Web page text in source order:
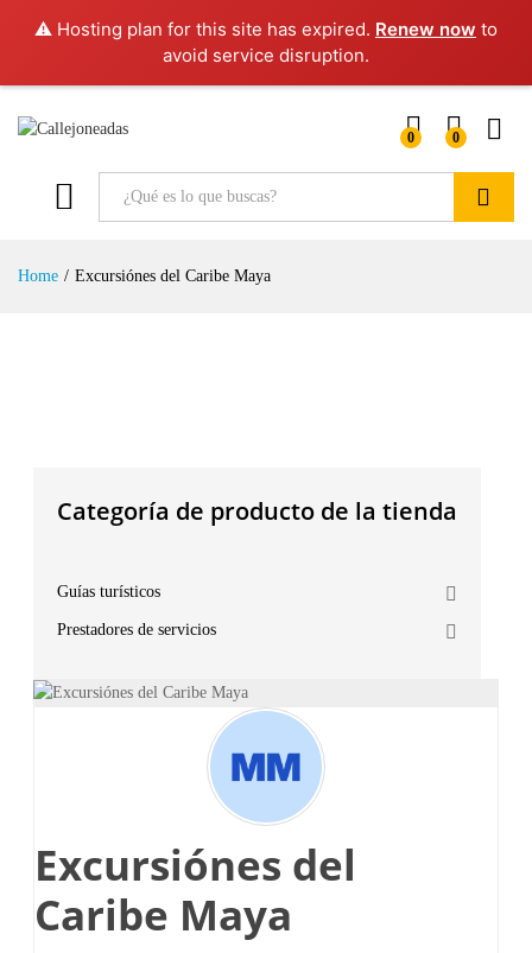
⚠️ Hosting plan for this site has expired. Renew now to
avoid service disruption.
0 0
Home / Excursiónes del Caribe Maya
Categoría de producto de la tienda
Guías turísticos
Prestadores de servicios
Excursiónes del
Caribe Maya